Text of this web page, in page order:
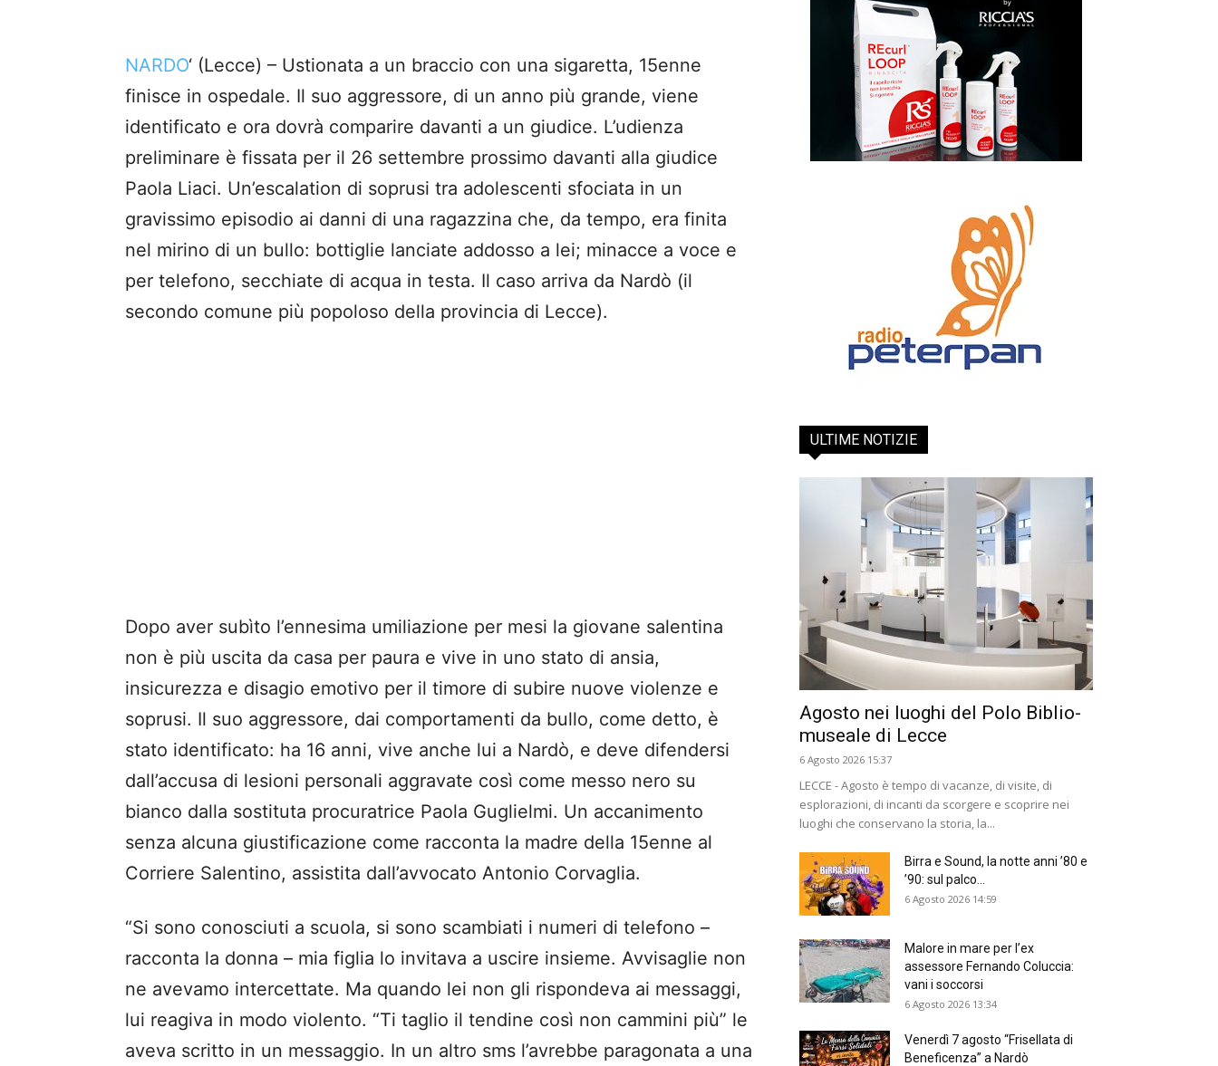
NARDO‘ (Lecce) – Ustionata a un braccio con una sigaretta, 15enne
finisce in ospedale. Il suo aggressore, di un anno più grande, viene
identificato e ora dovrà comparire davanti a un giudice. L’udienza
preliminare è fissata per il 26 settembre prossimo davanti alla giudice
Paola Liaci. Un’escalation di soprusi tra adolescenti sfociata in un
gravissimo episodio ai danni di una ragazzina che, da tempo, era finita
nel mirino di un bullo: bottiglie lanciate addosso a lei; minacce a voce e
per telefono, secchiate di acqua in testa. Il caso arriva da Nardò (il
secondo comune più popoloso della provincia di Lecce).
Dopo aver subìto l’ennesima umiliazione per mesi la giovane salentina
non è più uscita da casa per paura e vive in uno stato di ansia,
insicurezza e disagio emotivo per il timore di subire nuove violenze e
soprusi. Il suo aggressore, dai comportamenti da bullo, come detto, è
stato identificato: ha 16 anni, vive anche lui a Nardò, e deve difendersi
dall’accusa di lesioni personali aggravate così come messo nero su
bianco dalla sostituta procuratrice Paola Guglielmi. Un accanimento
senza alcuna giustificazione come racconta la madre della 15enne al
Corriere Salentino, assistita dall’avvocato Antonio Corvaglia.
“Si sono conosciuti a scuola, si sono scambiati i numeri di telefono –
racconta la donna – mia figlia lo invitava a uscire insieme. Avvisaglie non
ne avevamo intercettate. Ma quando lei non gli rispondeva ai messaggi,
lui reagiva in modo violento. “Ti taglio il tendine così non cammini più” le
aveva scritto in un messaggio. In un altro sms l’avrebbe paragonata a una
ULTIME NOTIZIE
Agosto nei luoghi del Polo Biblio-
museale di Lecce
6 Agosto 2026 15:37
LECCE - Agosto è tempo di vacanze, di visite, di
esplorazioni, di incanti da scorgere e scoprire nei
luoghi che conservano la storia, la...
Birra e Sound, la notte anni ’80 e
’90: sul palco...
6 Agosto 2026 14:59
Malore in mare per l’ex
assessore Fernando Coluccia:
vani i soccorsi
6 Agosto 2026 13:34
Venerdì 7 agosto “Frisellata di
Beneficenza” a Nardò